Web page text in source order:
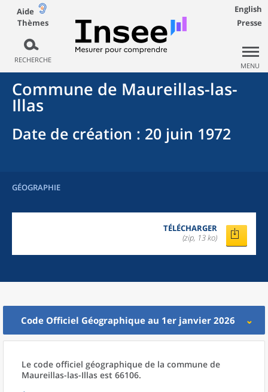
Aide
Thèmes
RECHERCHE
English
Presse
MENU
Commune de Maureillas-las-
Illas
Date de création : 20 juin 1972
GÉOGRAPHIE
TÉLÉCHARGER
(zip, 13 ko)
Code Officiel Géographique au 1er janvier 2026
Le code officiel géographique de la commune de
Maureillas-las-Illas est 66106.